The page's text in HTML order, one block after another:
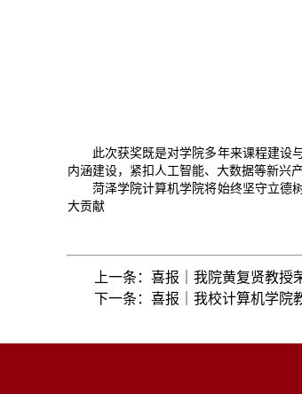
此次获奖既是对学院多年来课程建设
内涵建设，紧扣人工智能、大数据等新兴
菏泽学院计算机学院将始终坚守立德
大贡献
上一条：喜报｜我院黄复贤教授
下一条：喜报｜我校计算机学院